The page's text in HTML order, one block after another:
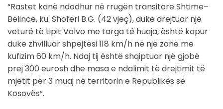
“Rastet kanë ndodhur në rrugën transitore Shtime–
Belincë, ku: Shoferi B.G. (42 vjeç), duke drejtuar një
veturë të tipit Volvo me targa të huaja, është kapur
duke zhvilluar shpejtësi 118 km/h në një zonë me
kufizim 60 km/h. Ndaj tij është shqiptuar një gjobë
prej 300 eurosh dhe masa e ndalimit të drejtimit të
mjetit për 3 muaj në territorin e Republikës së
Kosovës”.